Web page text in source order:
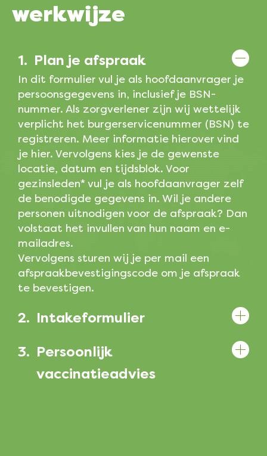
werkwijze
1. Plan je afspraak
In dit formulier vul je als hoofdaanvrager je
persoonsgegevens in, inclusief je BSN-
nummer. Als zorgverlener zijn wij wettelijk
verplicht het burgerservicenummer (BSN) te
registreren. Meer informatie hierover vind
je hier. Vervolgens kies je de gewenste
locatie, datum en tijdsblok. Voor
gezinsleden* vul je als hoofdaanvrager zelf
de benodigde gegevens in. Wil je andere
personen uitnodigen voor de afspraak? Dan
volstaat het invullen van hun naam en e-
mailadres.
Vervolgens sturen wij je per mail een
afspraakbevestigingscode om je afspraak
te bevestigen.
2. Intakeformulier
3. Persoonlijk
vaccinatieadvies